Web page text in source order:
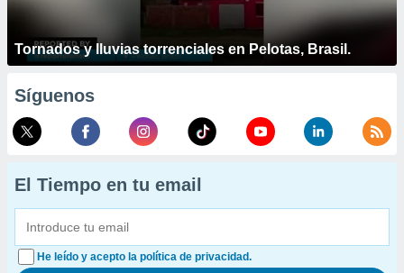
Tornados y lluvias torrenciales en Pelotas, Brasil.
Síguenos
El Tiempo en tu email
He leído y acepto la política de privacidad.